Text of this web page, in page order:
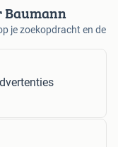
Baumann
je zoekopdracht en de